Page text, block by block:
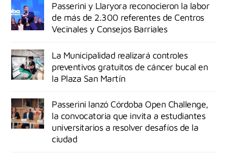
Passerini y Llaryora reconocieron la labor
de más de 2.300 referentes de Centros
Vecinales y Consejos Barriales
La Municipalidad realizará controles
preventivos gratuitos de cáncer bucal en
la Plaza San Martín
Passerini lanzó Córdoba Open Challenge,
la convocatoria que invita a estudiantes
universitarios a resolver desafíos de la
ciudad